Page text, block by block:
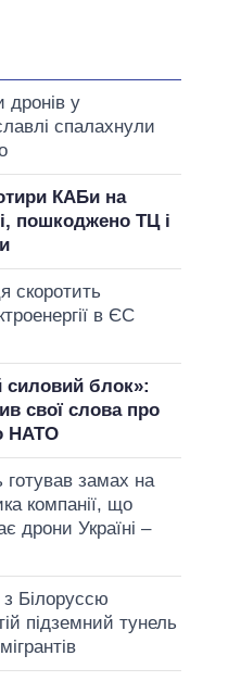
дронів у
спалахнули
КАБи на
пошкоджено ТЦ і
скоротить
в ЄС
силовий блок»:
свої слова про
НАТО
готував замах на
компанії, що
дрони Україні –
Білоруссю
підземний тунель